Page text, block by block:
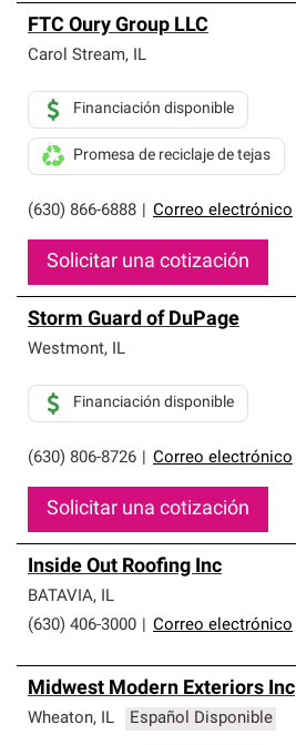
FTC Oury Group LLC
Carol Stream, IL
(630) 866-6888 Correo electrónico
Financiación disponible
Promesa de reciclaje de tejas
Solicitar una cotización
Storm Guard of DuPage
Westmont, IL
(630) 806-8726 Correo electrónico
Financiación disponible
Solicitar una cotización
Inside Out Roofing Inc
BATAVIA, IL
(630) 406-3000
Correo electrónico
Midwest Modern Exteriors Inc
Wheaton, IL Español Disponible